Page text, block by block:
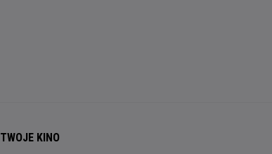
TWOJE KINO